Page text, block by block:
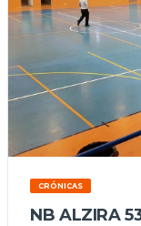
CRÓNICAS
NB ALZIRA